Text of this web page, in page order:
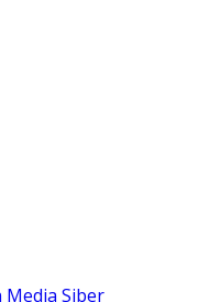
Media Siber